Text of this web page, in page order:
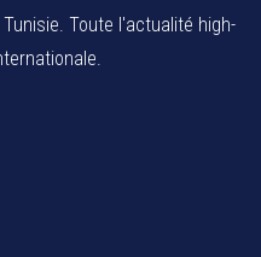
Toute l'actualité high-